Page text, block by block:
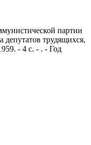
партии
депутатов трудящихся,
- 4 с. - . - Год